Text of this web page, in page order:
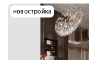
новостройка